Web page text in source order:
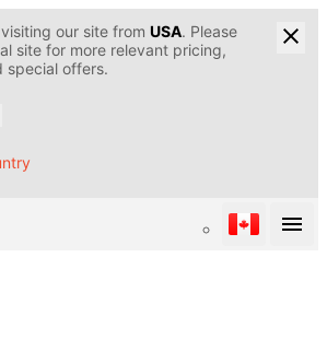
our site from USA. Please
site for more relevant pricing,
special offers.